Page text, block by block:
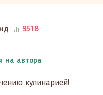
9518
на автора
кулинарией!